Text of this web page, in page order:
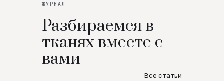
ЖУРНАЛ
Разбираемся в
тканях вместе с
вами
Все статьи